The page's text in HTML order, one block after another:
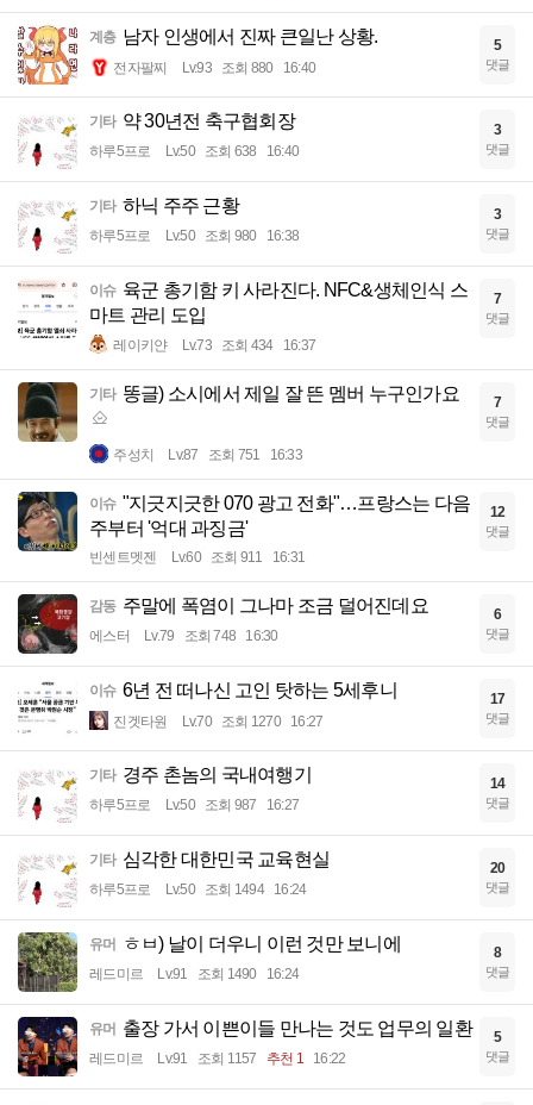
계층 남자 인생에서 진짜 큰일난 상황.
전자팔찌 Lv.93 조회 880 16:40
5
댓글
기타 약 30년전 축구협회장
하루5프로 Lv.50 조회 638 16:40
3
댓글
기타 하닉 주주 근황
하루5프로 Lv.50 조회 980 16:38
3
댓글
이슈 육군 총기함 키 사라진다. NFC&생체인식 스
마트 관리 도입
레이키얀 Lv.73 조회 434 16:37
7
댓글
기타 똥글) 소시에서 제일 잘 뜬 멤버 누구인가요
주성치 Lv.87 조회 751 16:33
7
댓글
이슈 "지긋지긋한 070 광고 전화"…프랑스는 다음
주부터 '억대 과징금'
빈센트멧젠 Lv.60 조회 911 16:31
12
댓글
감동 주말에 폭염이 그나마 조금 덜어진데요
에스터 Lv.79 조회 748 16:30
6
댓글
이슈 6년 전 떠나신 고인 탓하는 5세후니
진겟타원 Lv.70 조회 1270 16:27
17
댓글
기타 경주 촌놈의 국내여행기
하루5프로 Lv.50 조회 987 16:27
14
댓글
기타 심각한 대한민국 교육현실
하루5프로 Lv.50 조회 1494 16:24
20
댓글
유머 ㅎㅂ) 날이 더우니 이런 것만 보니에
레드미르 Lv.91 조회 1490 16:24
8
댓글
유머 출장 가서 이쁜이들 만나는 것도 업무의 일환
레드미르 Lv.91 조회 1157 추천 1 16:22
5
댓글